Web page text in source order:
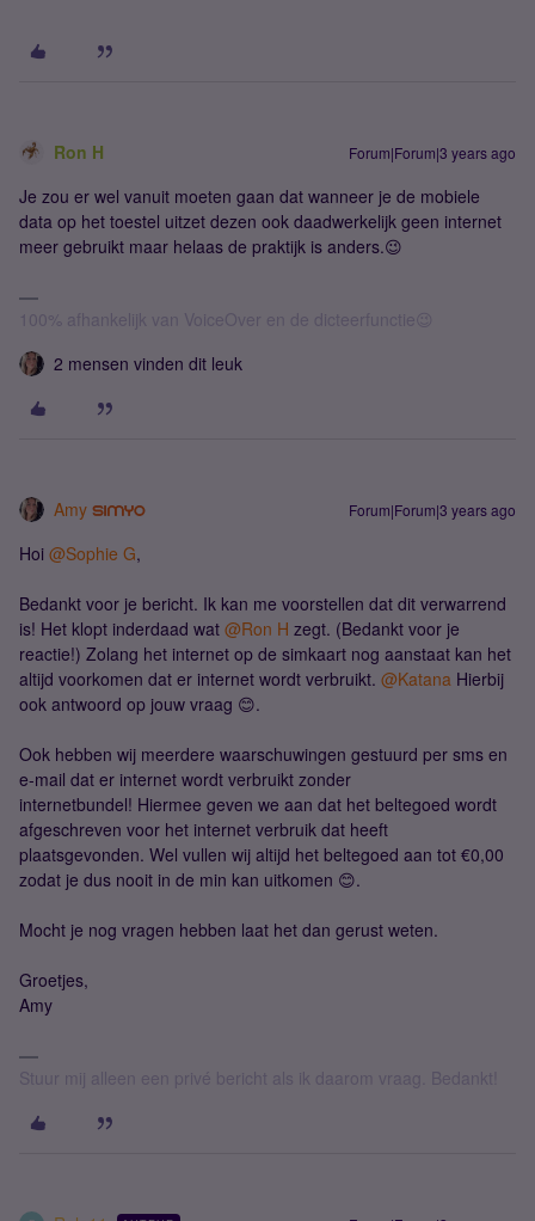
Ron H Forum|Forum|3 years ago
Je zou er wel vanuit moeten gaan dat wanneer je de mobiele
data op het toestel uitzet dezen ook daadwerkelijk geen internet
meer gebruikt maar helaas de praktijk is anders.😉
100% afhankelijk van VoiceOver en de dicteerfunctie😉
2 mensen vinden dit leuk
Amy Forum|Forum|3 years ago
Hoi @Sophie G,
Bedankt voor je bericht. Ik kan me voorstellen dat dit verwarrend
is! Het klopt inderdaad wat @Ron H zegt. (Bedankt voor je
reactie!) Zolang het internet op de simkaart nog aanstaat kan het
altijd voorkomen dat er internet wordt verbruikt. @Katana Hierbij
ook antwoord op jouw vraag 😊.
Ook hebben wij meerdere waarschuwingen gestuurd per sms en
e-mail dat er internet wordt verbruikt zonder
internetbundel! Hiermee geven we aan dat het beltegoed wordt
afgeschreven voor het internet verbruik dat heeft
plaatsgevonden. Wel vullen wij altijd het beltegoed aan tot €0,00
zodat je dus nooit in de min kan uitkomen 😊.
Mocht je nog vragen hebben laat het dan gerust weten.
Groetjes,
Amy
Stuur mij alleen een privé bericht als ik daarom vraag. Bedankt!